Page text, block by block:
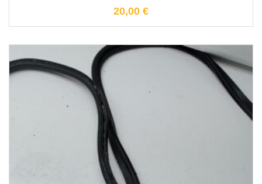
20,00 €
1-3 Werktage